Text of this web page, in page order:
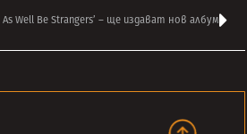
Well Be Strangers’ – ще издават нов албум